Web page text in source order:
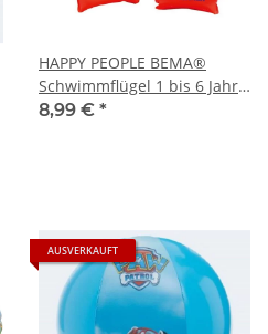
HAPPY PEOPLE BEMA®
Schwimmflügel 1 bis 6 Jahre
max. 30 kg 18001
8,99 € *
AUSVERKAUFT